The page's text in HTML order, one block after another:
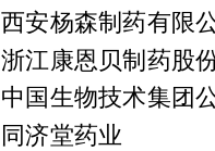
西安杨森制药有限
浙江康恩贝制药股
中国生物技术集团
同济堂药业